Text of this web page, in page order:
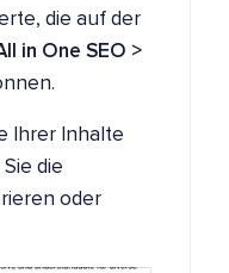
die auf der
in One SEO >
Ihrer Inhalte
Sie die
oder